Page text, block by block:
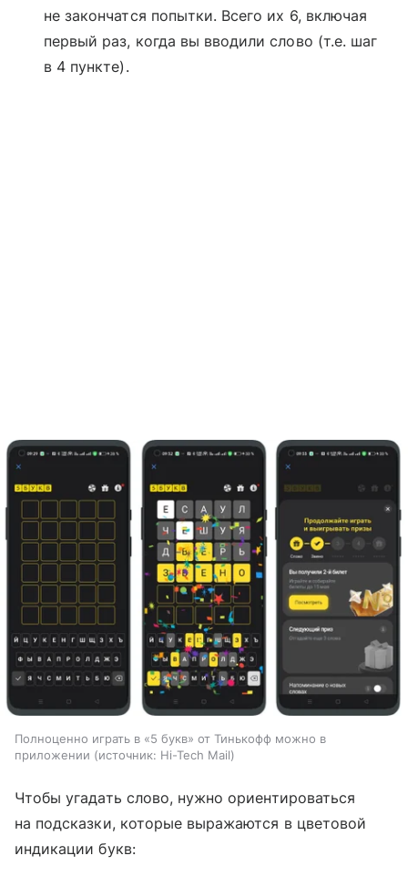
не закончатся попытки. Всего их 6, включая
первый раз, когда вы вводили слово (т.е. шаг
в 4 пункте).
Полноценно играть в «5 букв» от Тинькофф можно в
приложении
источник: Hi-Tech Mail
Чтобы угадать слово, нужно ориентироваться
на подсказки, которые выражаются в цветовой
индикации букв: